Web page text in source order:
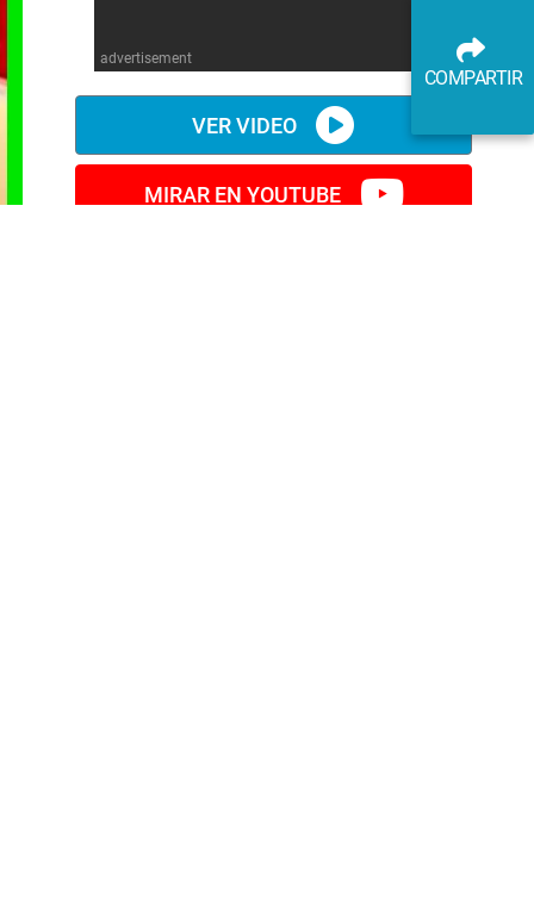
advertisement
VER VIDEO
MIRAR EN YOUTUBE
COMPARTIR